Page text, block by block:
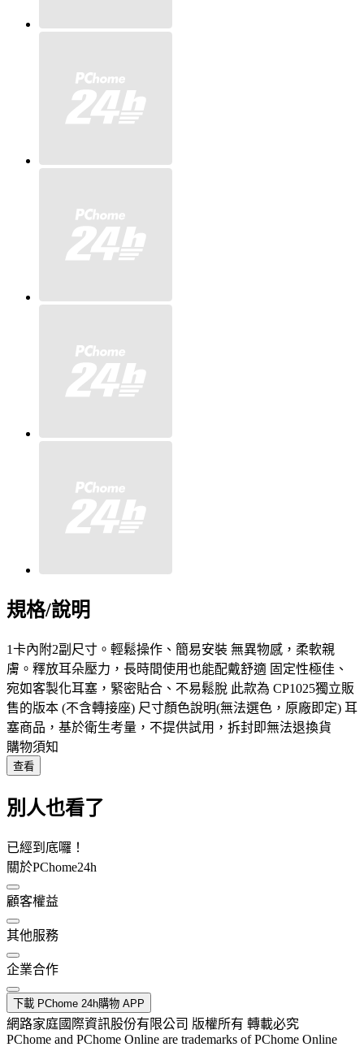
規格/說明
1卡內附2副尺寸。輕鬆操作、簡易安裝 無異物感，柔軟親
膚。釋放耳朵壓力，長時間使用也能配戴舒適 固定性極佳、
宛如客製化耳塞，緊密貼合、不易鬆脫 此款為 CP1025獨立販
售的版本 (不含轉接座) 尺寸顏色說明(無法選色，原廠即定) 耳
塞商品，基於衛生考量，不提供試用，拆封即無法退換貨
購物須知
查看
別人也看了
已經到底囉！
關於PChome24h
顧客權益
其他服務
企業合作
下載 PChome 24h購物 APP
網路家庭國際資訊股份有限公司 版權所有 轉載必究
PChome and PChome Online are trademarks of PChome Online